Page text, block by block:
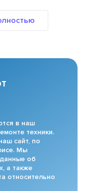
в наш
техники.
сайт, по
Мы
об
а также
относительно